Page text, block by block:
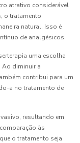
atrativo considerável
o tratamento
natural. Isso é
de analgésicos.
uma escolha
Ao diminuir a
contribui para um
a no tratamento de
resultando em
às
o tratamento seja